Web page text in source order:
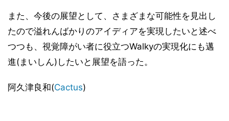
また、今後の展望として、さまざまな可能性を見出し
たので溢れんばかりのアイディアを実現したいと述べ
つつも、視覚障がい者に役立つWalkyの実現化にも邁
進(まいしん)したいと展望を語った。
阿久津良和(Cactus)